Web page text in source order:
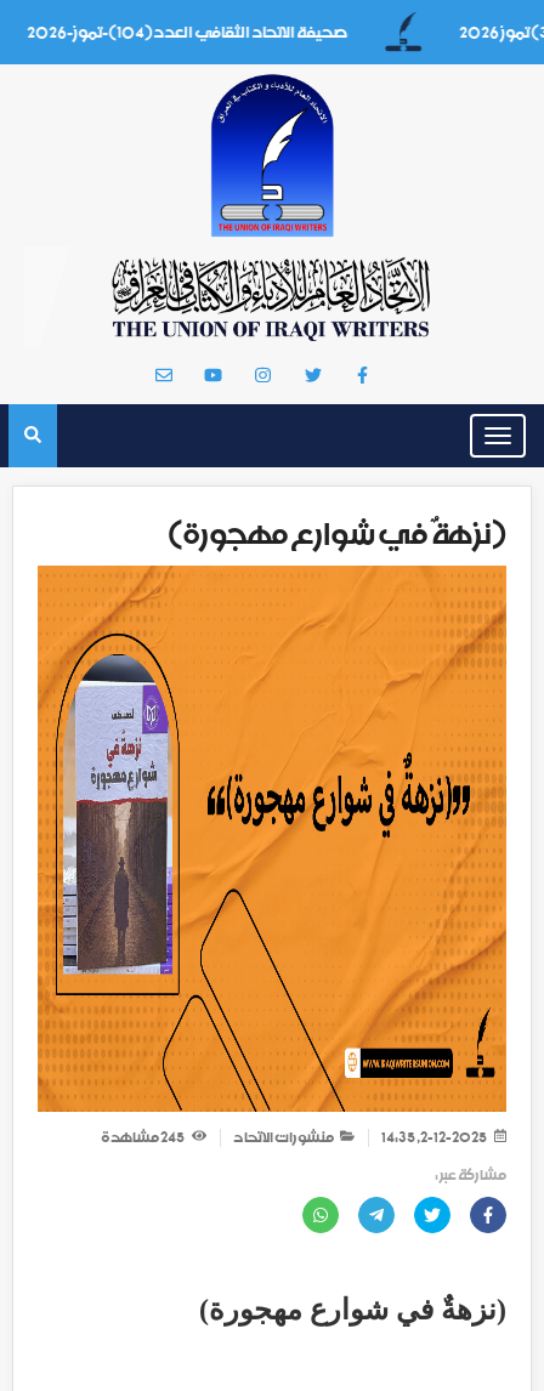
صحيفة الاتحاد الثقافي العدد(104)-تموز-2026
Toggle
navigation
(نزهةٌ في شوارع مهجورة)
منشورات الاتحاد 245
مشاهدة
مشاركة عبر :
(نزهةٌ في شوارع مهجورة)